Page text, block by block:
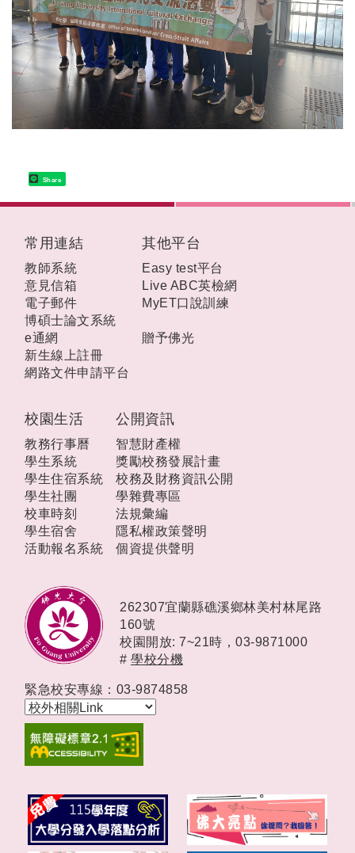
Share
校園生活
教務行事曆
學生系統
學生住宿系統
學生社團
校車時刻
學生宿舍
活動報名系統
公開資訊
智慧財產權
獎勵校務發展計畫
校務及財務資訊公開
學雜費專區
法規彙編
隱私權政策聲明
個資提供聲明
常用連結
教師系統
意見信箱
電子郵件
博碩士論文系統
e通網
新生線上註冊
網路文件申請平台
其他平台
Easy test平台
Live ABC英檢網
MyET口說訓練
贈予佛光
262307宜蘭縣礁溪鄉林美村林尾路
160號
校園開放: 7~21時， 03-9871000
# 學校分機
緊急校安專線：03-9874858